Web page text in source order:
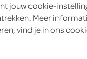
1.69
jouw cookie-
Meer
vind je in ons